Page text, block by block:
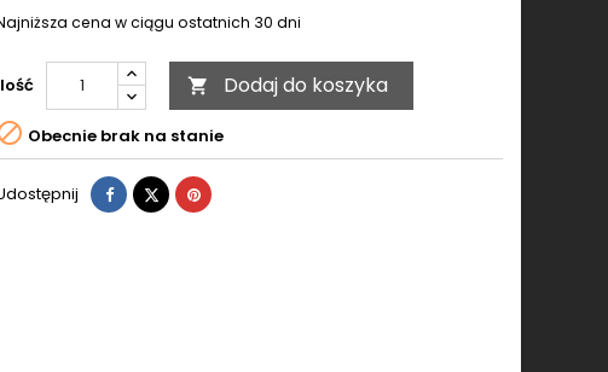
cena w ciągu ostatnich 30 dni
 Dodaj do koszyka
Obecnie brak na stanie
Udostępnij
TweetujPinterest